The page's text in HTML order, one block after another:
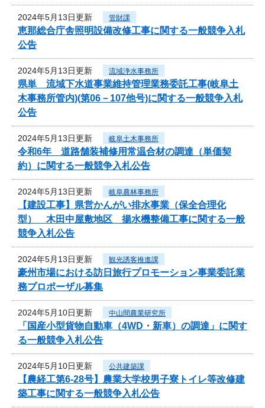
2024年5月13日更新 管財課
恵那総合庁舎照明設備改修工事に関する一般競争入札
公告
2024年5月13日更新 流域浄水事務所
県単 流域下水道事業維持管理業務委託工事(岐阜土
木事務所管内)(第06－107他号)に関する一般競争入札
公告
2024年5月13日更新 岐阜土木事務所
令和6年 道路舗装補修用常温合材の調達（単価契
約）に関する一般競争入札公告
2024年5月13日更新 岐阜農林事務所
【建設工事】県営かんがい排水事業（保全合理化
型） 木田中屋敷地区 揚水機整備工事に関する一般
競争入札公告
2024年5月13日更新 観光誘客推進課
豪州市場における訪日旅行プロモーション事業委託業
務プロポーザル募集
2024年5月10日更新 中山間農業研究所
「国産小型貨物自動車（4WD・新車）の調達」に関す
る一般競争入札公告
2024年5月10日更新 公共建築課
【農経工第6-28号】農業大学校男子寮トイレ等改修建
築工事に関する一般競争入札公告